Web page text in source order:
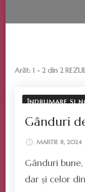
Arăt: 1 - 2 din 2
ÎNDRUMARE ȘI
Gânduri
MARTIE 8, 2024
Gânduri
dar și celor